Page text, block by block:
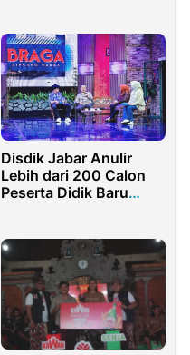
Disdik Jabar Anulir
Lebih dari 200 Calon
Peserta Didik Baru
PPDB Tahap I